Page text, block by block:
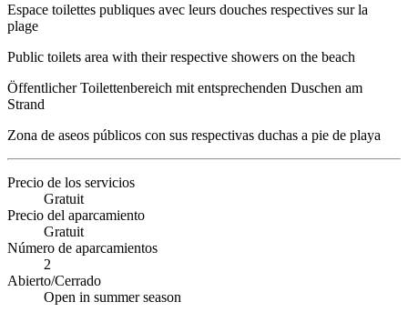
Espace toilettes publiques avec leurs douches respectives sur la
plage
Public toilets area with their respective showers on the beach
Öffentlicher Toilettenbereich mit entsprechenden Duschen am
Strand
Zona de aseos públicos con sus respectivas duchas a pie de playa
Precio de los servicios
Gratuit
Precio del aparcamiento
Gratuit
Número de aparcamientos
2
Abierto/Cerrado
Open in summer season